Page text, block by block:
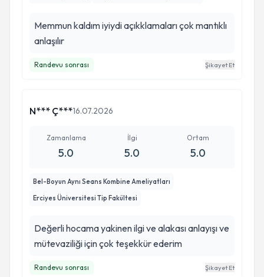
Memmun kaldım iyiydi açıkklamaları çok mantıklı
anlaşılır
Randevu sonrası Şikayet Et
N*** Ç***16.07.2026
Zamanlama
5.0
İlgi
5.0
Ortam
5.0
Bel-Boyun Aynı Seans Kombine Ameliyatları
Erciyes Üniversitesi Tip Fakültesi
Değerli hocama yakinen ilgi ve alakası anlayışı ve
mütevaziliği için çok teşekkür ederim
Randevu sonrası Şikayet Et